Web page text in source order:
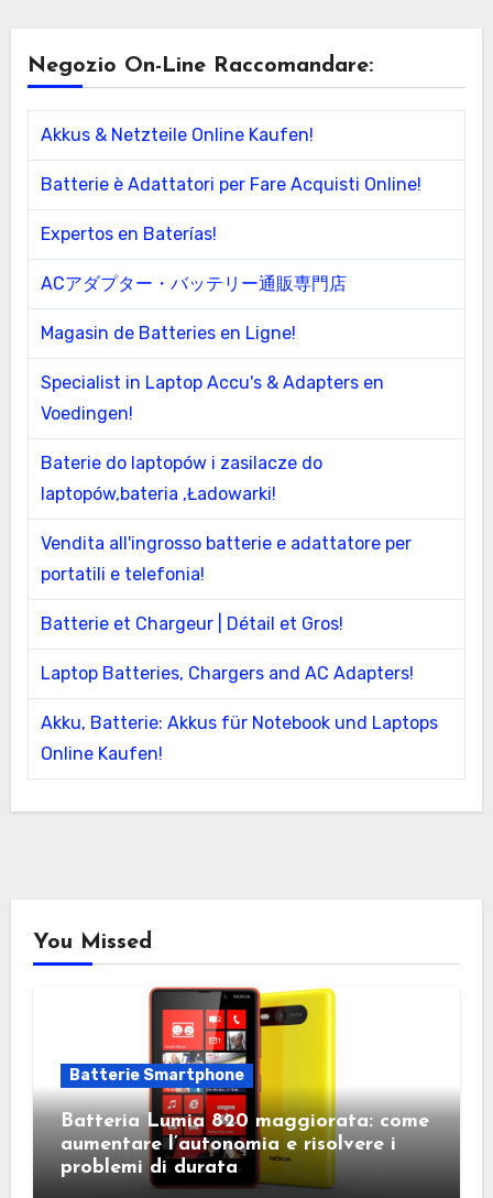
Negozio On-Line Raccomandare:
Akkus & Netzteile Online Kaufen!
Batterie è Adattatori per Fare Acquisti Online!
Expertos en Baterías!
ACアダプター・バッテリー通販専門店
Magasin de Batteries en Ligne!
Specialist in Laptop Accu's & Adapters en
Voedingen!
Baterie do laptopów i zasilacze do
laptopów,bateria ,Ładowarki!
Vendita all'ingrosso batterie e adattatore per
portatili e telefonia!
Batterie et Chargeur | Détail et Gros!
Laptop Batteries, Chargers and AC Adapters!
Akku, Batterie: Akkus für Notebook und Laptops
Online Kaufen!
You Missed
Batterie Smartphone
Batteria Lumia 820 maggiorata: come
aumentare l’autonomia e risolvere i
problemi di durata